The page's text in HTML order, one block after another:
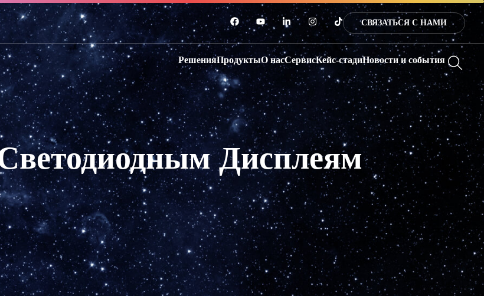
СВЯЗАТЬСЯ С НАМИ
РешенияПродуктыО насСервисКейс-стадиНовости и события
Дисплеям